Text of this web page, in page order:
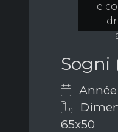
le
Sogni
Année
65x50